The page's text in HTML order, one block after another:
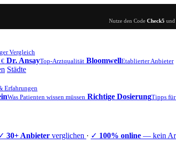
Nutze den Code Check5 und
Vergleich
€ Dr. AnsayTop-Arztqualität BloomwellEtablierter Anbieter
Städte
Erfahrungen
Was Patienten wissen müssen Richtige DosierungTipps
30+ Anbieter verglichen · ✓ 100% online — kein